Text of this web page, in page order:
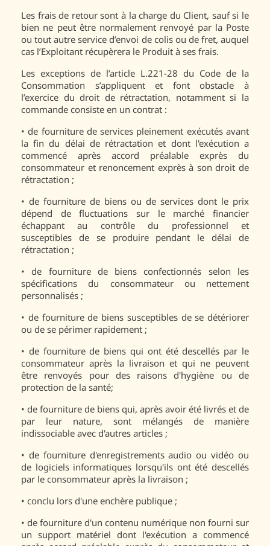
Les frais de retour sont à la charge du Client, sauf si le
bien ne peut être normalement renvoyé par la Poste
ou tout autre service d’envoi de colis ou de fret, auquel
cas l’Exploitant récupèrera le Produit à ses frais.
Les exceptions de l’article L.221-28 du Code de la
Consommation s’appliquent et font obstacle à
l’exercice du droit de rétractation, notamment si la
commande consiste en un contrat :
• de fourniture de services pleinement exécutés avant
la fin du délai de rétractation et dont l'exécution a
commencé après accord préalable exprès du
consommateur et renoncement exprès à son droit de
rétractation ;
• de fourniture de biens ou de services dont le prix
dépend de fluctuations sur le marché financier
échappant au contrôle du professionnel et
susceptibles de se produire pendant le délai de
rétractation ;
•
de fourniture de biens confectionnés selon les
spécifications du consommateur ou nettement
personnalisés ;
• de fourniture de biens susceptibles de se détériorer
ou de se périmer rapidement ;
• de fourniture de biens qui ont été descellés par le
consommateur après la livraison et qui ne peuvent
être renvoyés pour des raisons d'hygiène ou de
protection de la santé;
• de fourniture de biens qui, après avoir été livrés et de
par leur nature, sont mélangés de manière
indissociable avec d'autres articles ;
• de fourniture d'enregistrements audio ou vidéo ou
de logiciels informatiques lorsqu'ils ont été descellés
par le consommateur après la livraison ;
• conclu lors d'une enchère publique ;
• de fourniture d'un contenu numérique non fourni sur
un support matériel dont l'exécution a commencé